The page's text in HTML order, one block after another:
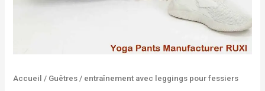
Accueil / Guêtres / entraînement avec leggings pour fessiers